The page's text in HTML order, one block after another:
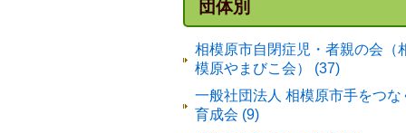
団体別
相模原市自閉症児・者親の会（
模原やまびこ会） (37)
一般社団法人 相模原市手をつな
育成会 (9)